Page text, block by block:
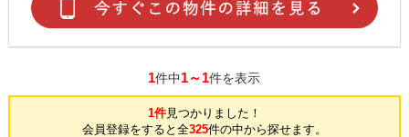
1件中1～1件を表示
1件見つかりました！
会員登録をすると全325件の中から探せます。